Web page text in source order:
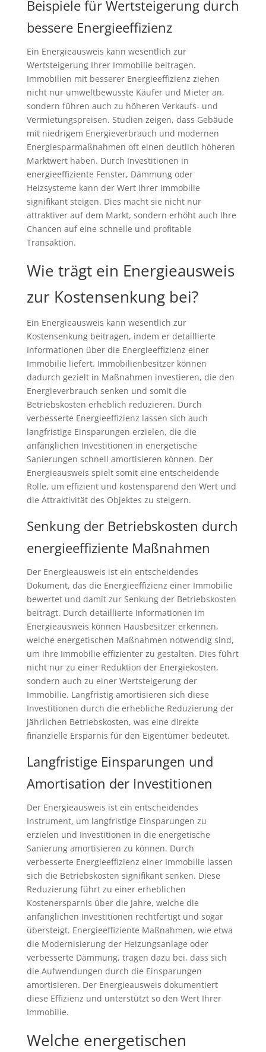
Beispiele für Wertsteigerung durch
bessere Energieeffizienz
Ein Energieausweis kann wesentlich zur
Wertsteigerung Ihrer Immobilie beitragen.
Immobilien mit besserer Energieeffizienz ziehen
nicht nur umweltbewusste Käufer und Mieter an,
sondern führen auch zu höheren Verkaufs- und
Vermietungspreisen. Studien zeigen, dass Gebäude
mit niedrigem Energieverbrauch und modernen
Energiesparmaßnahmen oft einen deutlich höheren
Marktwert haben. Durch Investitionen in
energieeffiziente Fenster, Dämmung oder
Heizsysteme kann der Wert Ihrer Immobilie
signifikant steigen. Dies macht sie nicht nur
attraktiver auf dem Markt, sondern erhöht auch Ihre
Chancen auf eine schnelle und profitable
Transaktion.
Wie trägt ein Energieausweis
zur Kostensenkung bei?
Ein Energieausweis kann wesentlich zur
Kostensenkung beitragen, indem er detaillierte
Informationen über die Energieeffizienz einer
Immobilie liefert. Immobilienbesitzer können
dadurch gezielt in Maßnahmen investieren, die den
Energieverbrauch senken und somit die
Betriebskosten erheblich reduzieren. Durch
verbesserte Energieeffizienz lassen sich auch
langfristige Einsparungen erzielen, die die
anfänglichen Investitionen in energetische
Sanierungen schnell amortisieren können. Der
Energieausweis spielt somit eine entscheidende
Rolle, um effizient und kostensparend den Wert und
die Attraktivität des Objektes zu steigern.
Senkung der Betriebskosten durch
energieeffiziente Maßnahmen
Der Energieausweis ist ein entscheidendes
Dokument, das die Energieeffizienz einer Immobilie
bewertet und damit zur Senkung der Betriebskosten
beiträgt. Durch detaillierte Informationen im
Energieausweis können Hausbesitzer erkennen,
welche energetischen Maßnahmen notwendig sind,
um ihre Immobilie effizienter zu gestalten. Dies führt
nicht nur zu einer Reduktion der Energiekosten,
sondern auch zu einer Wertsteigerung der
Immobilie. Langfristig amortisieren sich diese
Investitionen durch die erhebliche Reduzierung der
jährlichen Betriebskosten, was eine direkte
finanzielle Ersparnis für den Eigentümer bedeutet.
Langfristige Einsparungen und
Amortisation der Investitionen
Der Energieausweis ist ein entscheidendes
Instrument, um langfristige Einsparungen zu
erzielen und Investitionen in die energetische
Sanierung amortisieren zu können. Durch
verbesserte Energieeffizienz einer Immobilie lassen
sich die Betriebskosten signifikant senken. Diese
Reduzierung führt zu einer erheblichen
Kostenersparnis über die Jahre, welche die
anfänglichen Investitionen rechtfertigt und sogar
übersteigt. Energieeffiziente Maßnahmen, wie etwa
die Modernisierung der Heizungsanlage oder
verbesserte Dämmung, tragen dazu bei, dass sich
die Aufwendungen durch die Einsparungen
amortisieren. Der Energieausweis dokumentiert
diese Effizienz und unterstützt so den Wert Ihrer
Immobilie.
Welche energetischen